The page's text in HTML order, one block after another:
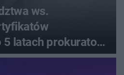
ws.
5 latach prokurator